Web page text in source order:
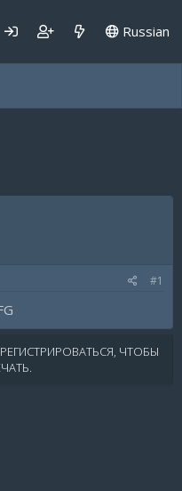
Russian
#1
ЧТОБЫ